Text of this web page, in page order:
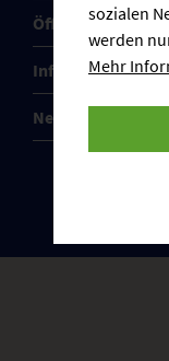
Öffnungszeiten
Informationen
Newsletter
sozialen
werden
Mehr